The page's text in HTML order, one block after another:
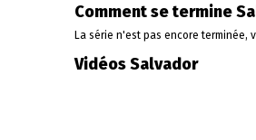
Comment se termine
La série n'est pas encore terminée,
Vidéos Salvador